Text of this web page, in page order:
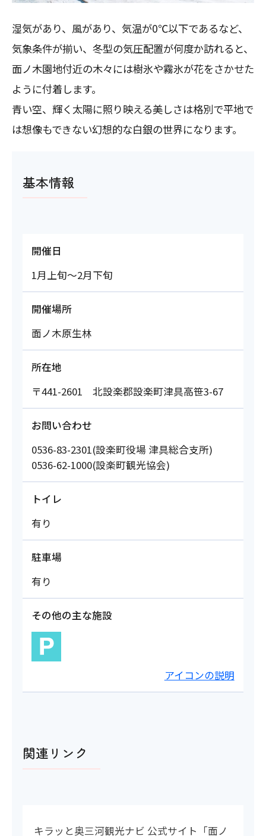
湿気があり、風があり、気温が0℃以下であるなど、
気象条件が揃い、冬型の気圧配置が何度か訪れると、
面ノ木園地付近の木々には樹氷や霧氷が花をさかせた
ように付着します。
青い空、輝く太陽に照り映える美しさは格別で平地で
は想像もできない幻想的な白銀の世界になります。
基本情報
開催日
1月上旬～2月下旬
開催場所
面ノ木原生林
所在地
〒441-2601 北設楽郡設楽町津具高笹3-67
お問い合わせ
0536-83-2301(設楽町役場 津具総合支所)
0536-62-1000(設楽町観光協会)
トイレ
有り
駐車場
有り
その他の主な施設
アイコンの説明
関連リンク
キラッと奥三河観光ナビ 公式サイト「面ノ